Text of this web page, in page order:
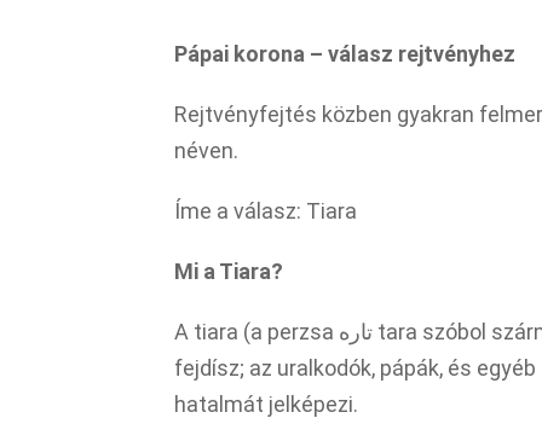
Pápai korona – válasz rejtvényhez
Rejtvényfejtés közben gyakran
néven.
Íme a válasz: Tiara
Mi a Tiara?
A tiara (a perzsa تاره tara szóbol származik, ami latinul „tiara”) általában csúcsos
fejdísz; az uralkodók, pápák, és
hatalmát jelképezi.